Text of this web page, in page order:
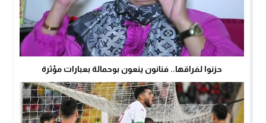
حزنوا لفراقها.. فنانون ينعون بوحمالة بعبارات مؤثرة